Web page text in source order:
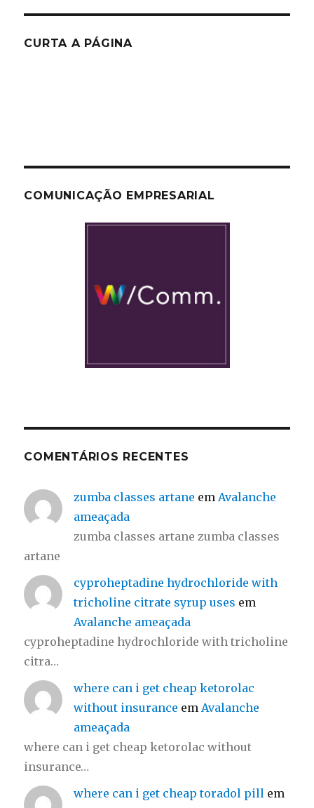
CURTA A PÁGINA
COMUNICAÇÃO EMPRESARIAL
COMENTÁRIOS RECENTES
zumba classes artane em Avalanche
ameaçada
zumba classes artane zumba classes
artane
cyproheptadine hydrochloride with
tricholine citrate syrup uses em
Avalanche ameaçada
cyproheptadine hydrochloride with tricholine
citra…
where can i get cheap ketorolac
without insurance em Avalanche
ameaçada
where can i get cheap ketorolac without
insurance…
where can i get cheap toradol pill em